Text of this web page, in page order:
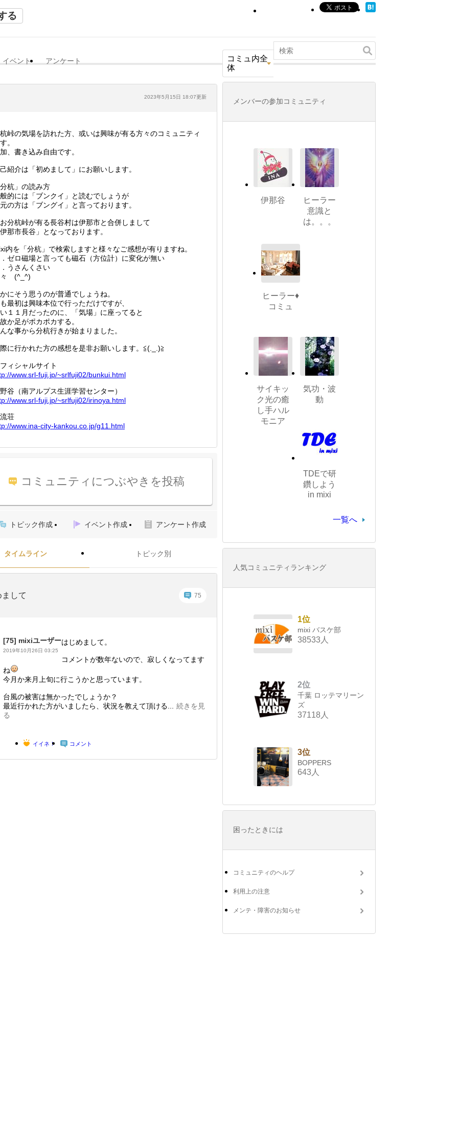
る
イベント アンケート
コミュ内全
体
2023年5月15日 18:07更新
峠の気場を訪れた方、或いは興味が有る方々のコミュニティ
。
、書き込み自由です。
紹介は「初めまして」にお願いします。
杭」の読み方
的には「ブンクイ」と読むでしょうが
の方は「ブングイ」と言っております。
分杭峠が有る長谷村は伊那市と合併しまして
那市長谷」となっております。
内を「分杭」で検索しますと様々なご感想が有りますね。
ゼロ磁場と言っても磁石（方位計）に変化が無い
うさんくさい
(^_^)
にそう思うのが普通でしょうね。
最初は興味本位で行っただけですが、
１１月だったのに、「気場」に座ってると
か足がポカポカする。
な事から分杭行きが始まりました。
に行かれた方の感想を是非お願いします。≦(._.)≧
ィシャルサイト
www.srl-fuji.jp/~srlfuji02/bunkui.html
谷（南アルプス生涯学習センター）
www.srl-fuji.jp/~srlfuji02/irinoya. html
荘
www.ina-city-kankou.co.jp/g1 1.html
コミュニティにつぶやきを投稿
トピック作成 イベント作成 アンケート作成
タイムライン トピック別
まして 75
[75] mixiユーザー
2019年10月26日 03:25
はじめまして。
コメントが数年ないので、寂しくなってます
ね
今月か来月上旬に行こうかと思っています。
台風の被害は無かったでしょうか？
最近行かれた方がいましたら、状況を教えて頂ける...
続きを見
る
イイネ！ コメント
メンバーの参加コミュニティ
伊那谷
ヒーラー
意識と
は。。。
ヒーラー♦
コミュ
サイキッ
ク光の癒
し手ハル
モニア
気功・波
動
TDEで研
鑽しよう
in mixi
一覧へ
人気コミュニティランキング
1位
mixi バスケ部
38533人
2位
千葉 ロッテマリーン
ズ
37118人
3位
BOPPERS
643人
困ったときには
コミュニティのヘルプ
利用上の注意
メンテ・障害のお知らせ